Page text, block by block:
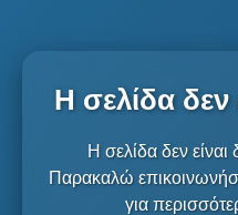
Η σελίδα δεν
Η σελίδα δεν
Παρακαλώ
για